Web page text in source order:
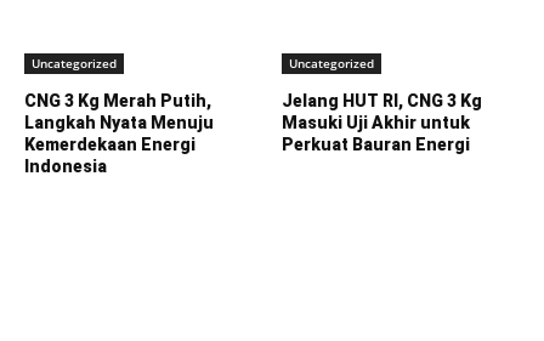
Uncategorized
CNG 3 Kg Merah Putih,
Langkah Nyata Menuju
Kemerdekaan Energi
Indonesia
Uncategorized
Jelang HUT RI, CNG 3 Kg
Masuki Uji Akhir untuk
Perkuat Bauran Energi